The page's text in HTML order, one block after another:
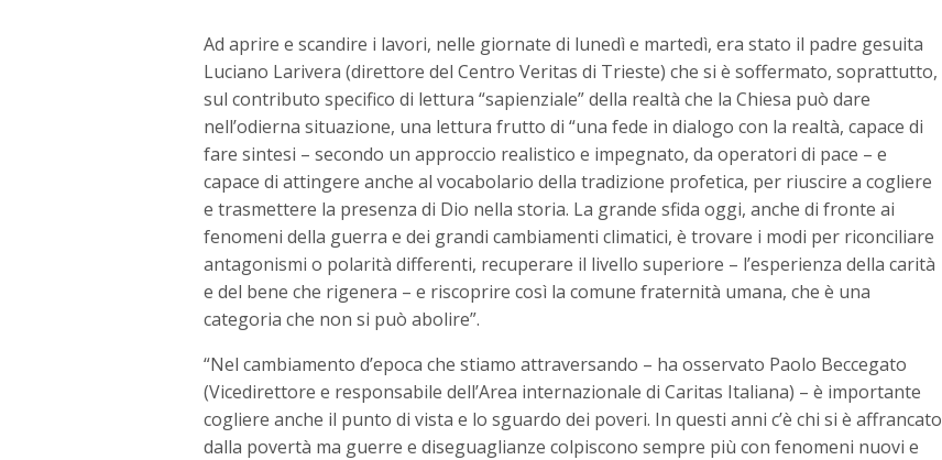
Ad aprire e scandire i lavori, nelle giornate di lunedì e martedì, era stato il padre gesuita
Luciano Larivera (direttore del Centro Veritas di Trieste) che si è soffermato, soprattutto,
sul contributo specifico di lettura “sapienziale” della realtà che la Chiesa può dare
nell’odierna situazione, una lettura frutto di “una fede in dialogo con la realtà, capace di
fare sintesi – secondo un approccio realistico e impegnato, da operatori di pace – e
capace di attingere anche al vocabolario della tradizione profetica, per riuscire a cogliere
e trasmettere la presenza di Dio nella storia. La grande sfida oggi, anche di fronte ai
fenomeni della guerra e dei grandi cambiamenti climatici, è trovare i modi per riconciliare
antagonismi o polarità differenti, recuperare il livello superiore – l’esperienza della carità
e del bene che rigenera – e riscoprire così la comune fraternità umana, che è una
categoria che non si può abolire”.
“Nel cambiamento d’epoca che stiamo attraversando – ha osservato Paolo Beccegato
(Vicedirettore e responsabile dell’Area internazionale di Caritas Italiana) – è importante
cogliere anche il punto di vista e lo sguardo dei poveri. In questi anni c’è chi si è affrancato
dalla povertà ma guerre e diseguaglianze colpiscono sempre più con fenomeni nuovi e